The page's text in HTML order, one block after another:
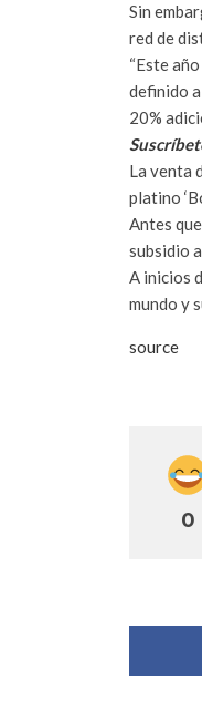
Sin
red de
“Este
definido
20%
La venta
platino
Antes
subsidio
A inicios
mundo y
source
0